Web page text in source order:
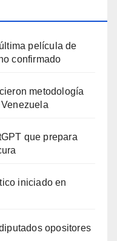
película de
confirmado
metodología
que prepara
iniciado en
opositores